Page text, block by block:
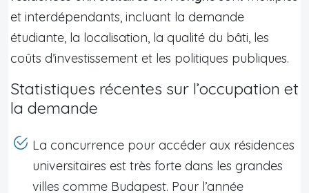
et interdépendants, incluant la demande
étudiante, la localisation, la qualité du bâti, les
coûts d’investissement et les politiques publiques.
Statistiques récentes sur l’occupation et
la demande
La concurrence pour accéder aux résidences
universitaires est très forte dans les grandes
villes comme Budapest. Pour l’année